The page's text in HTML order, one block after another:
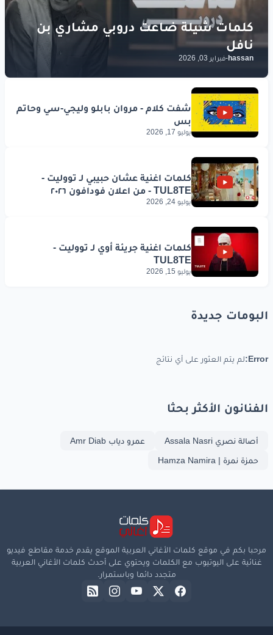
hassan
-فبراير 03, 2026
يوليو 17, 2026
يوليو 24, 2026
يوليو 15, 2026
البومات جديدة
Error: لم يتم العثور على أي نتائج
الفنانون الأكثر بحثا
أصالة نصري Assala Nasri
عمرو دياب Amr Diab
حمزة نمرة | Hamza Namira
مرحبا بكم في موقع كلمات الأغاني العربية الموقع يقدم خدمة مقاطع فيديو
غنائية على اليوتيوب مع الكلمات ويحتوي على أحدث كلمات الأغاني العربية
متجدد دائما وباستمرار.